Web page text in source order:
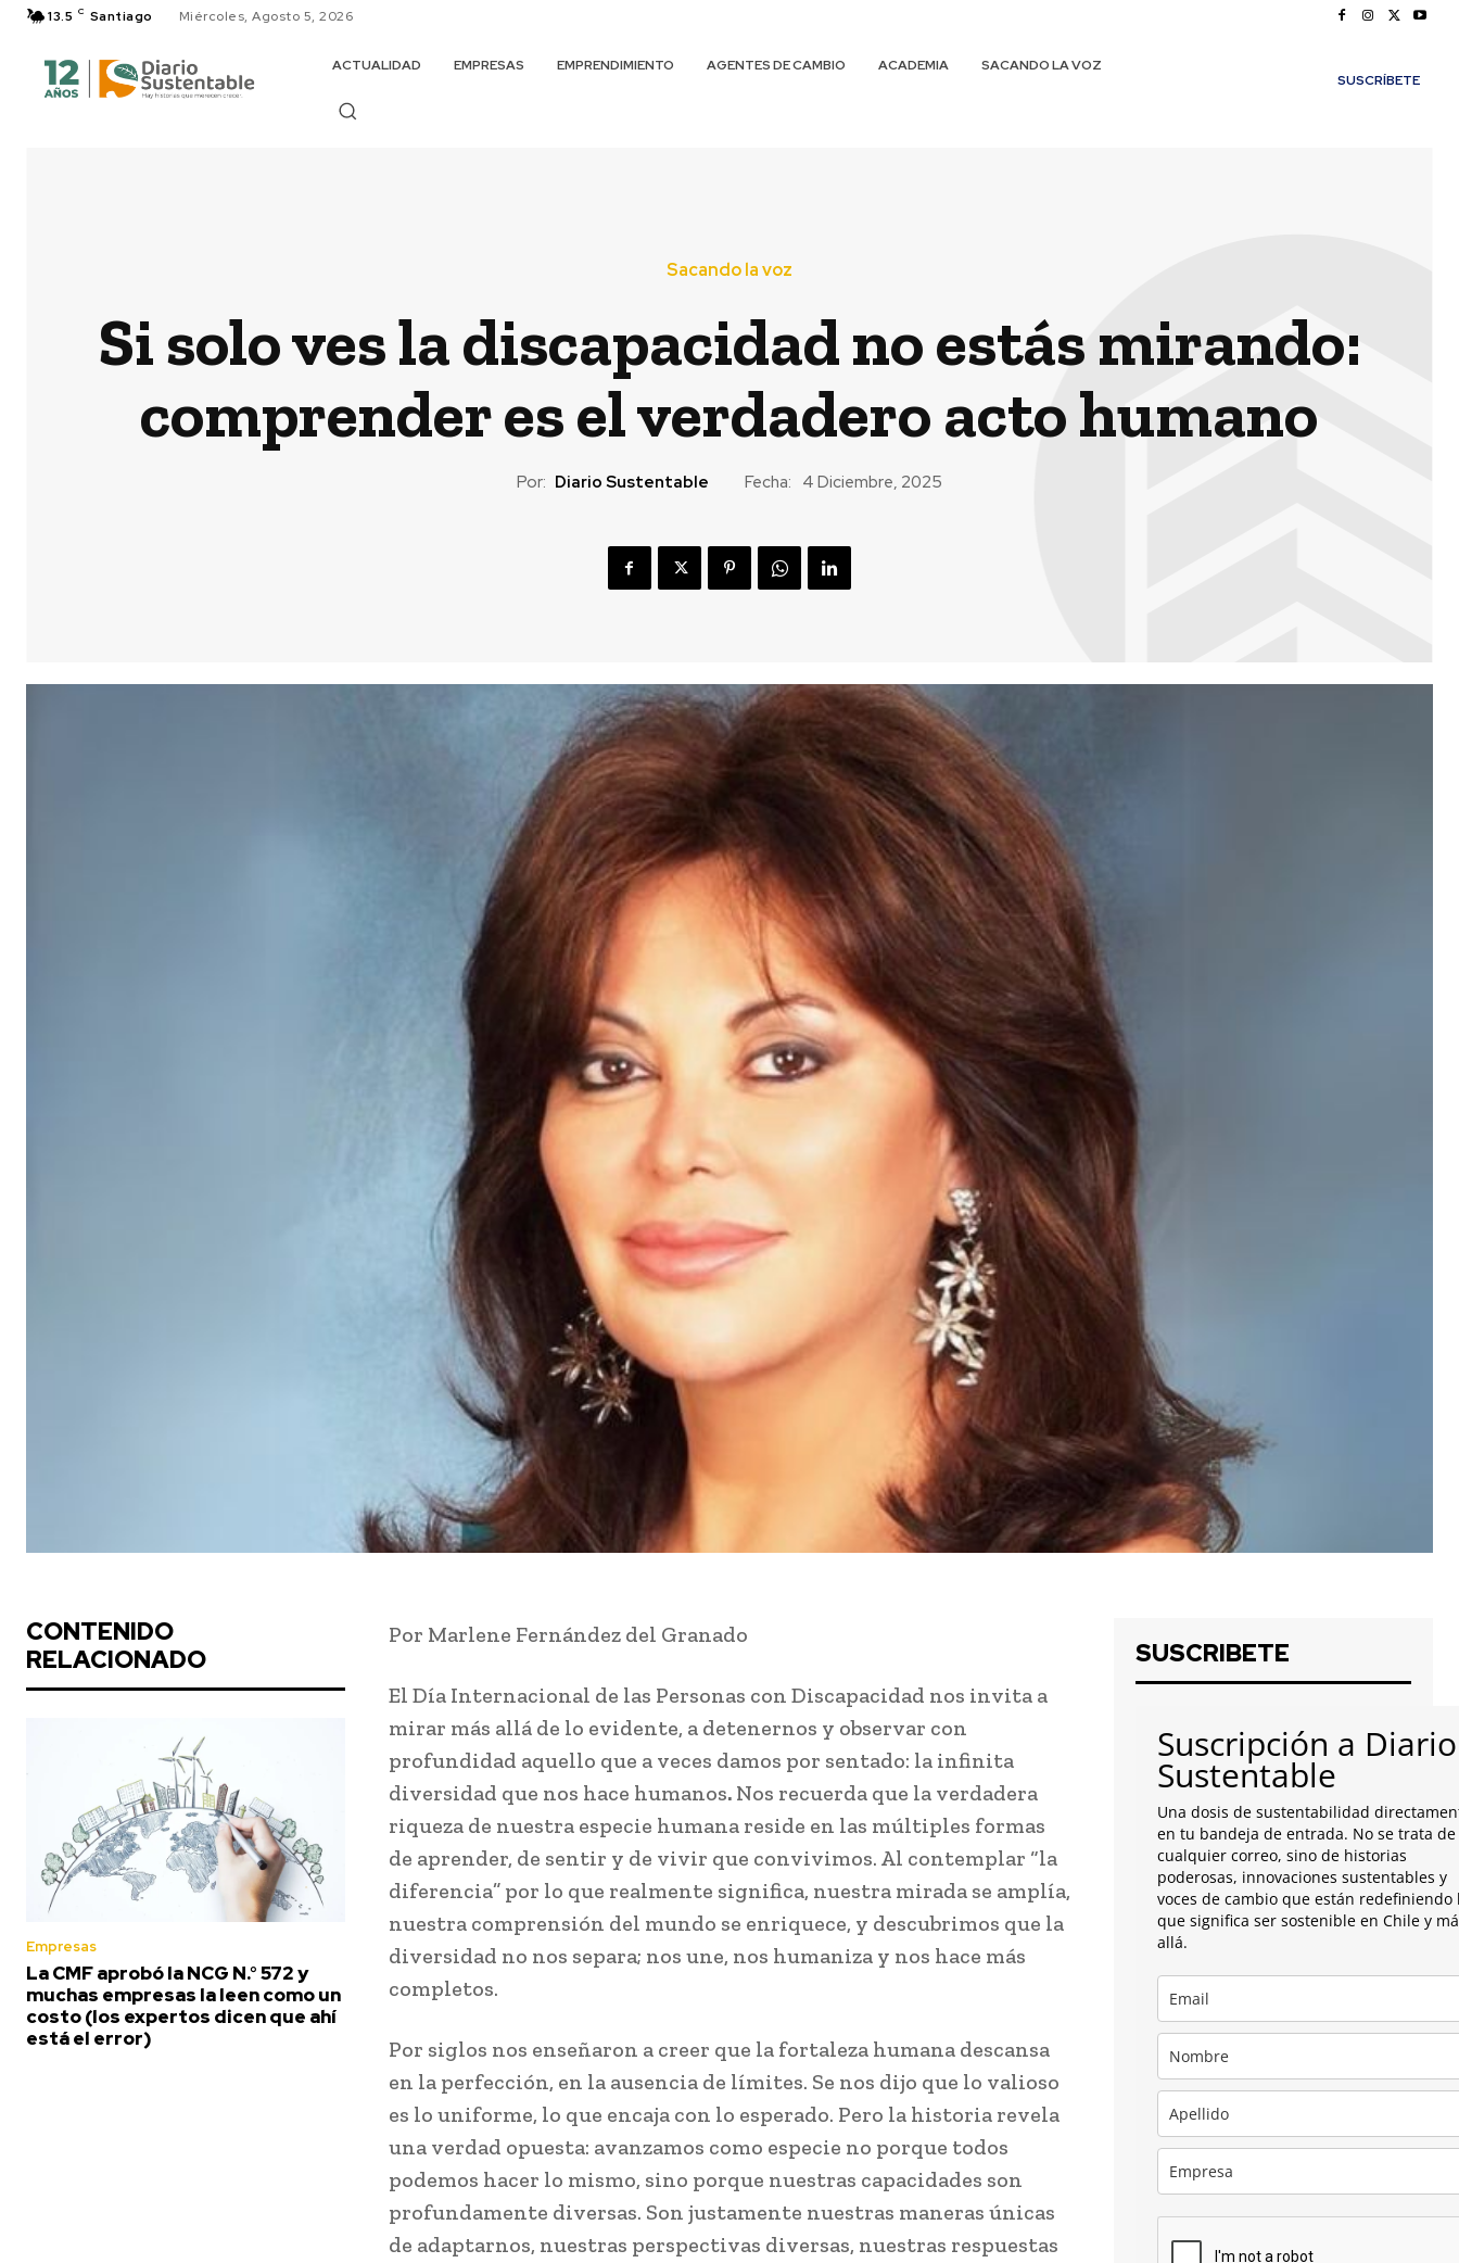
13.5 C Santiago Miércoles, Agosto 5, 2026
ACTUALIDAD EMPRESAS EMPRENDIMIENTO AGENTES DE CAMBIO ACADEMIA
SACANDO LA VOZ
SUSCRÍBETE
Sacando la voz
Si solo ves la discapacidad no estás mirando:
comprender es el verdadero acto humano
Por: Diario Sustentable Fecha: 4 Diciembre, 2025
CONTENIDO
RELACIONADO
Empresas
La CMF aprobó la NCG N.° 572 y
muchas empresas la leen como un
costo (los expertos dicen que ahí
está el error)
Por Marlene Fernández del Granado
El Día Internacional de las Personas con Discapacidad nos invita a
mirar más allá de lo evidente, a detenernos y observar con
profundidad aquello que a veces damos por sentado: la infinita
diversidad que nos hace humanos. Nos recuerda que la verdadera
riqueza de nuestra especie humana reside en las múltiples formas
de aprender, de sentir y de vivir que convivimos. Al contemplar “la
diferencia” por lo que realmente significa, nuestra mirada se amplía,
nuestra comprensión del mundo se enriquece, y descubrimos que la
diversidad no nos separa; nos une, nos humaniza y nos hace más
completos.
Por siglos nos enseñaron a creer que la fortaleza humana descansa
en la perfección, en la ausencia de límites. Se nos dijo que lo valioso
es lo uniforme, lo que encaja con lo esperado. Pero la historia revela
una verdad opuesta: avanzamos como especie no porque todos
podemos hacer lo mismo, sino porque nuestras capacidades son
profundamente diversas. Son justamente nuestras maneras únicas
de adaptarnos, nuestras perspectivas diversas, nuestras respuestas
SUSCRIBETE
Suscripción a Diario
Sustentable
Una dosis de sustentabilidad
en tu bandeja de entrada. No se trata de
cualquier correo, sino de historias
poderosas, innovaciones sustentables y
voces de cambio que están redefiniendo
que significa ser sostenible en Chile y
allá.